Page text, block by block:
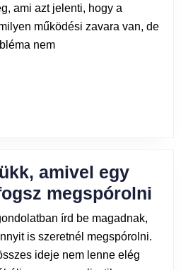
ami azt jelenti, hogy a
működési zavara van, de
nem
amivel egy
megspórolni
írd be magadnak,
is szeretnél megspórolni.
ideje nem lenne elég